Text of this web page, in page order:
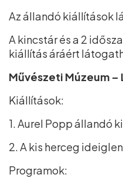
Az állandó kiállítások
A kincstár és a 2
kiállítás áráért
Művészeti Múzeum –
Kiállítások:
1. Aurel Popp állandó
2. A kis herceg
Programok: